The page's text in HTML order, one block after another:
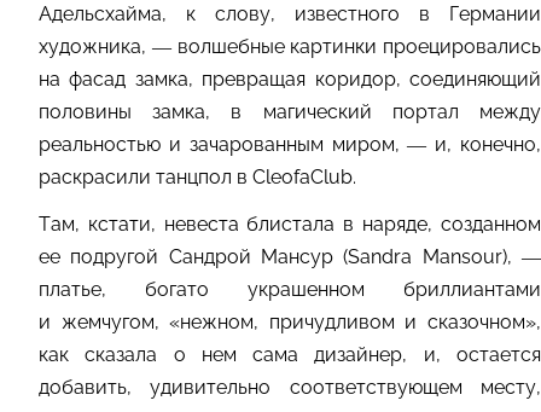
Адельсхайма, к слову, известного в Германии
художника, — волшебные картинки проецировались
на фасад замка, превращая коридор, соединяющий
половины замка, в магический портал между
реальностью и зачарованным миром, — и, конечно,
раскрасили танцпол в CleofaClub.
Там, кстати, невеста блистала в наряде, созданном
ее подругой Сандрой Мансур (Sandra Mansour), —
платье, богато украшенном бриллиантами
и жемчугом, «нежном, причудливом и сказочном»,
как сказала о нем сама дизайнер, и, остается
добавить, удивительно соответствующем месту,